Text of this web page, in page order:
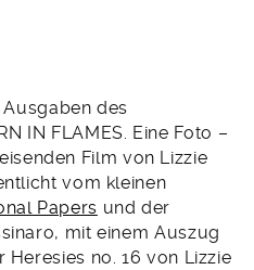
des
IN FLAMES. Eine Foto –
Film von Lizzie
vom kleinen
Papers und der
mit einem Auszug
no. 16 von Lizzie